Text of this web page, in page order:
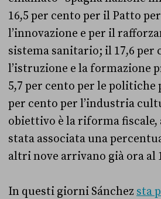
16,5 per cento per il Patto
l’innovazione e per il
sistema sanitario; il 17,6 per
l’istruzione e la formazione
5,7 per cento per le politiche
per cento per l’industria
obiettivo è la riforma fiscale,
stata associata una
altri nove arrivano già ora al
In questi giorni Sánchez sta